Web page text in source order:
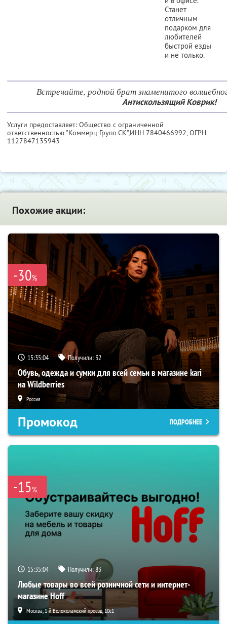
Станет
отличным
подарком для
любителей
быстрой езды
и не только.
Встречайте, родной брат знаменитого
Антискользящий Коврик!
Услуги предоставляет: Общество с ограниченной
ответственностью "Коммерц Групп СК",ИНН 7840466992 , ОГРН
1127847135943
Похожие акции:
-30%
15:35:03 Получили: 32
Обувь, одежда и сумки для всей семьи в магазине kari
на Wildberries
Россия
Промокод ПОДРОБНЕЕ
-15%
15:35:03 Получили:83
Любые товары во всей розничной сети и интернет-
магазине Hoff
Москва, 1-й Волоколамский проезд, 10с1